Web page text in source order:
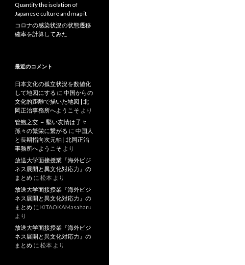
Quantify the isolation of
Japanese culture and map it
コロナの感染状況の状態遷移
確率を計算してみた
最近のコメント
日本文化の孤立状況を数値化
して地図にする に 中国からの
文化的距離で描いた地図 | 北
岡正治事務所へようこそ より
管鮑之交 － 堅い友情は子々
孫々の繁栄に繋がる に 中国人
と長期指向次元軸 | 北岡正治
事務所へようこそ より
放送大学面接授業『海外ビジ
ネス展開と異文化対応力』の
まとめ に 松本 より
放送大学面接授業『海外ビジ
ネス展開と異文化対応力』の
まとめ に KITAOKAMasaharu
より
放送大学面接授業『海外ビジ
ネス展開と異文化対応力』の
まとめ に 松本 より